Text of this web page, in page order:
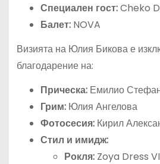
Специален гост:Cheko
Балет:NOVA
Визията на Юлия Бикова е
благодарение на:
Прическа:Емилио
Грим:Юлия Ангелова
Фотосесия:Кирил
Стил и имидж:
Рокля:Zoya Dress